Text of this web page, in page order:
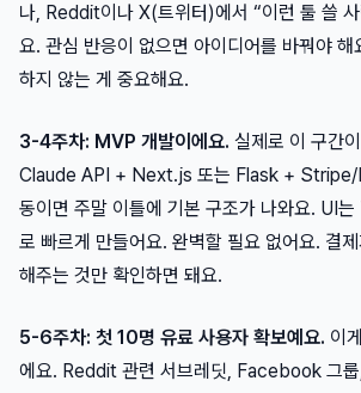
나, Reddit이나 X(트위터)에서 “이런 툴 쓸
요. 관심 반응이 없으면 아이디어를 바꿔야 해
하지 않는 게 중요해요.
3-4주차: MVP 개발이에요. 실제로 이 구간
Claude API + Next.js 또는 Flask +
동이면 주말 이틀에 기본 구조가 나와요. UI
로 빠르게 만들어요. 완벽할 필요 없어요. 결
해주는 것만 확인하면 돼요.
5-6주차: 첫 10명 유료 사용자 확보예요. 이
에요. Reddit 관련 서브레딧, Facebook 그